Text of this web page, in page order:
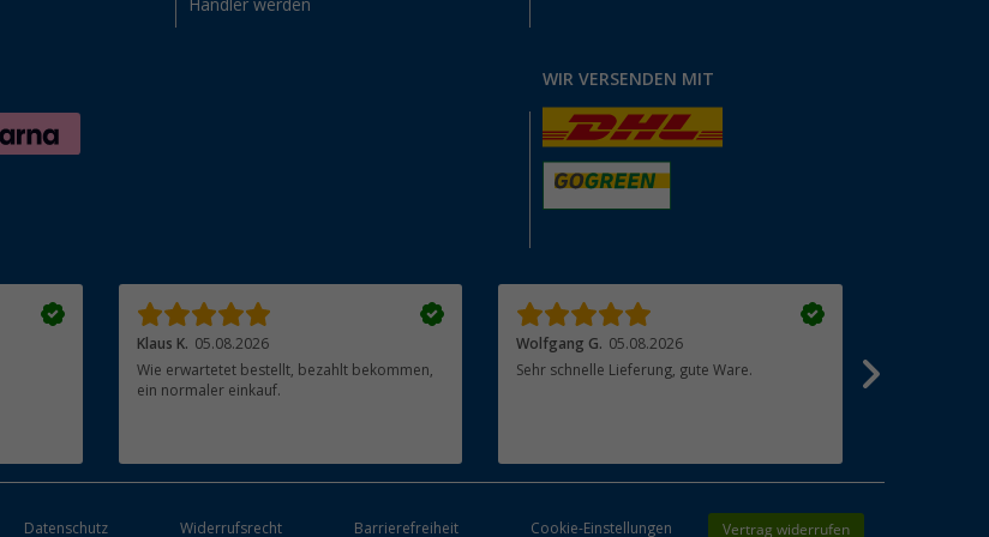
Händler werden
WIR VERSENDEN MIT
Klaus K. 05.08.2026
Wie erwartetet bestellt, bezahlt bekommen,
ein normaler einkauf.
Wolfgang G. 05.08.2026
Sehr schnelle Lieferung, gute Ware.
Datenschutz Widerrufsrecht Barrierefreiheit Cookie-Einstellungen Vertrag widerrufen